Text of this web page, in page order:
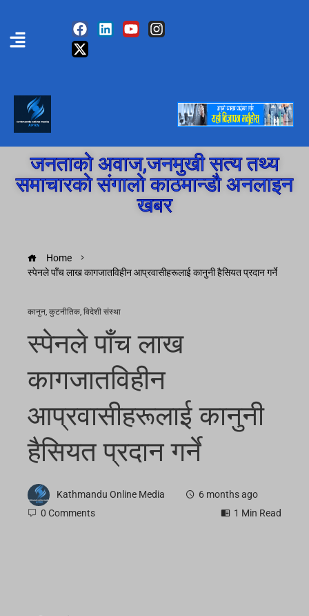
जनताको अवाज,जनमुखी सत्य तथ्य
समाचारको संगालो काठमान्डौ अनलाइन
खबर
Home
स्पेनले पाँच लाख कागजातविहीन आप्रवासीहरूलाई कानुनी हैसियत प्रदान गर्ने
कानुन, कुटनीतिक, विदेशी संस्था
स्पेनले पाँच लाख
कागजातविहीन
आप्रवासीहरूलाई कानुनी
हैसियत प्रदान गर्ने
Kathmandu Online Media
6 months ago
0 Comments
1 Min Read